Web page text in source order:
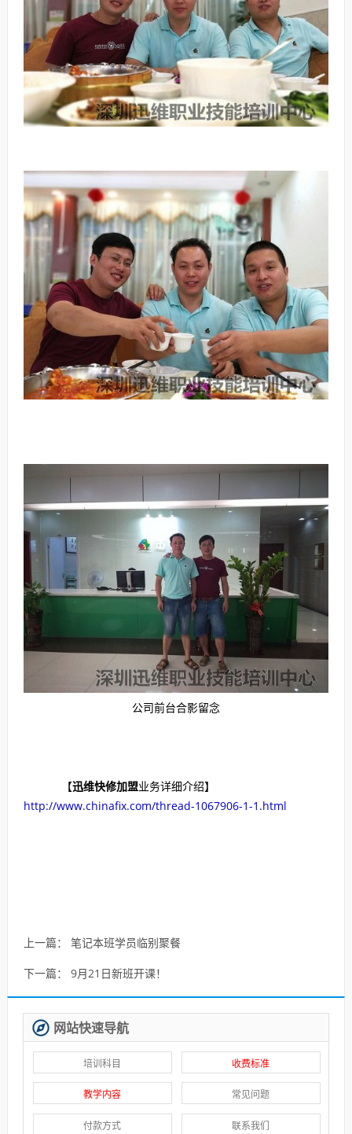
公司前台合影留念
【迅维快修加盟业务详细介绍】
http://www.chinafix.com/thread-1067906-1-1.html
上一篇： 笔记本班学员临别聚餐
下一篇： 9月21日新班开课！
网站快速导航
培训科目 收费标准
教学内容 常见问题
付款方式 联系我们